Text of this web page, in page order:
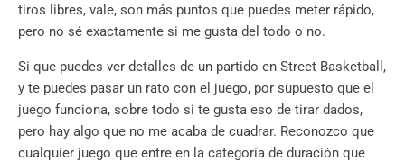
tiros libres, vale, son más puntos que puedes meter rápido,
pero no sé exactamente si me gusta del todo o no.
Si que puedes ver detalles de un partido en Street Basketball,
y te puedes pasar un rato con el juego, por supuesto que el
juego funciona, sobre todo si te gusta eso de tirar dados,
pero hay algo que no me acaba de cuadrar. Reconozco que
cualquier juego que entre en la categoría de duración que